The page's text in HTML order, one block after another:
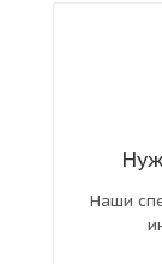
Наши